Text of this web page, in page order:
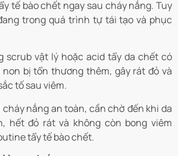
tế bào chết ngay sau cháy nắng. Tuy
trong quá trình tự tái tạo và phục
scrub vật lý hoặc acid tẩy da chết có
bị tổn thương thêm, gây rát đỏ và
tố sau viêm.
nắng an toàn, cần chờ đến khi da
hết đỏ rát và không còn bong viêm
tẩy tế bào chết.